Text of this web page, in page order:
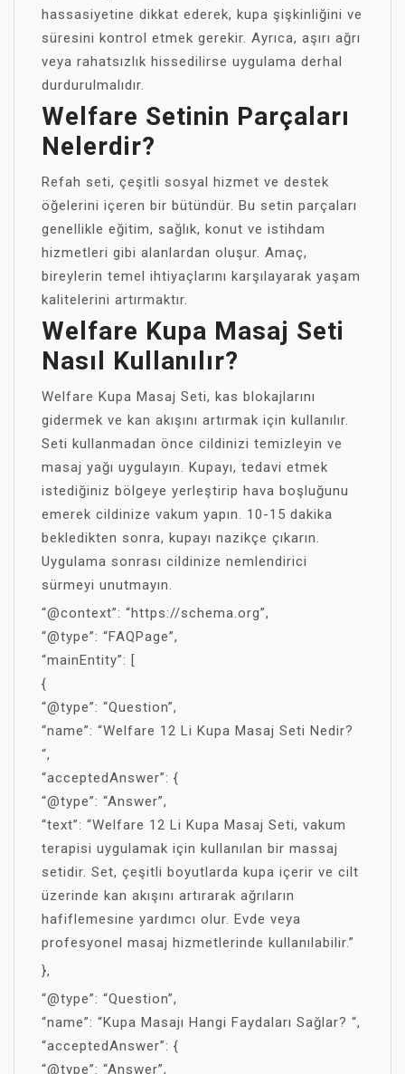
hassasiyetine dikkat ederek, kupa şişkinliğini ve
süresini kontrol etmek gerekir. Ayrıca, aşırı ağrı
veya rahatsızlık hissedilirse uygulama derhal
durdurulmalıdır.
Welfare Setinin Parçaları
Nelerdir?
Refah seti, çeşitli sosyal hizmet ve destek
öğelerini içeren bir bütündür. Bu setin parçaları
genellikle eğitim, sağlık, konut ve istihdam
hizmetleri gibi alanlardan oluşur. Amaç,
bireylerin temel ihtiyaçlarını karşılayarak yaşam
kalitelerini artırmaktır.
Welfare Kupa Masaj Seti
Nasıl Kullanılır?
Welfare Kupa Masaj Seti, kas blokajlarını
gidermek ve kan akışını artırmak için kullanılır.
Seti kullanmadan önce cildinizi temizleyin ve
masaj yağı uygulayın. Kupayı, tedavi etmek
istediğiniz bölgeye yerleştirip hava boşluğunu
emerek cildinize vakum yapın. 10-15 dakika
bekledikten sonra, kupayı nazikçe çıkarın.
Uygulama sonrası cildinize nemlendirici
sürmeyi unutmayın.
“@context”: “https://schema.org”,
“@type”: “FAQPage”,
“mainEntity”: [
{
“@type”: “Question”,
“name”: “Welfare 12 Li Kupa Masaj Seti Nedir?
“,
“acceptedAnswer”: {
“@type”: “Answer”,
“text”: “Welfare 12 Li Kupa Masaj Seti, vakum
terapisi uygulamak için kullanılan bir massaj
setidir. Set, çeşitli boyutlarda kupa içerir ve cilt
üzerinde kan akışını artırarak ağrıların
hafiflemesine yardımcı olur. Evde veya
profesyonel masaj hizmetlerinde kullanılabilir.”
},
“@type”: “Question”,
“name”: “Kupa Masajı Hangi Faydaları Sağlar? “,
“acceptedAnswer”: {
“@type”: “Answer”,